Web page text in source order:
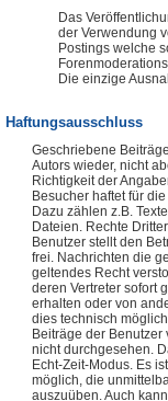
Das
der Verwendung
Postings welche
Die einzige
Haftungsausschluss
Geschriebene
Autors wieder, nicht
Richtigkeit der
Besucher haftet für
Dazu zählen z.B.
Dateien. Rechte
Benutzer stellt den
frei. Nachrichten die
geltendes Recht
deren Vertreter sofort
erhalten oder von
dies technisch
Beiträge der
nicht durchgesehen.
Echt-Zeit-Modus. Es
möglich, die
auszuüben. Auch